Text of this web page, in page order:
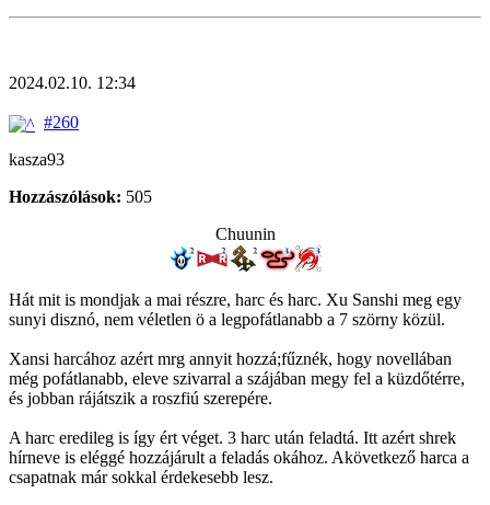
2024.02.10. 12:34
#260
kasza93
Hozzászólások: 505
Chuunin
Hát mit is mondjak a mai részre, harc és harc. Xu Sanshi meg egy
sunyi disznó, nem véletlen ö a legpofátlanabb a 7 szörny közül.
Xansi harcához azért mrg annyit hozzá;fűznék, hogy novellában
még pofátlanabb, eleve szivarral a szájában megy fel a küzdőtérre,
és jobban rájátszik a roszfiú szerepére.
A harc eredileg is így ért véget. 3 harc után feladtá. Itt azért shrek
hírneve is eléggé hozzájárult a feladás okához. Akövetkező harca a
csapatnak már sokkal érdekesebb lesz.